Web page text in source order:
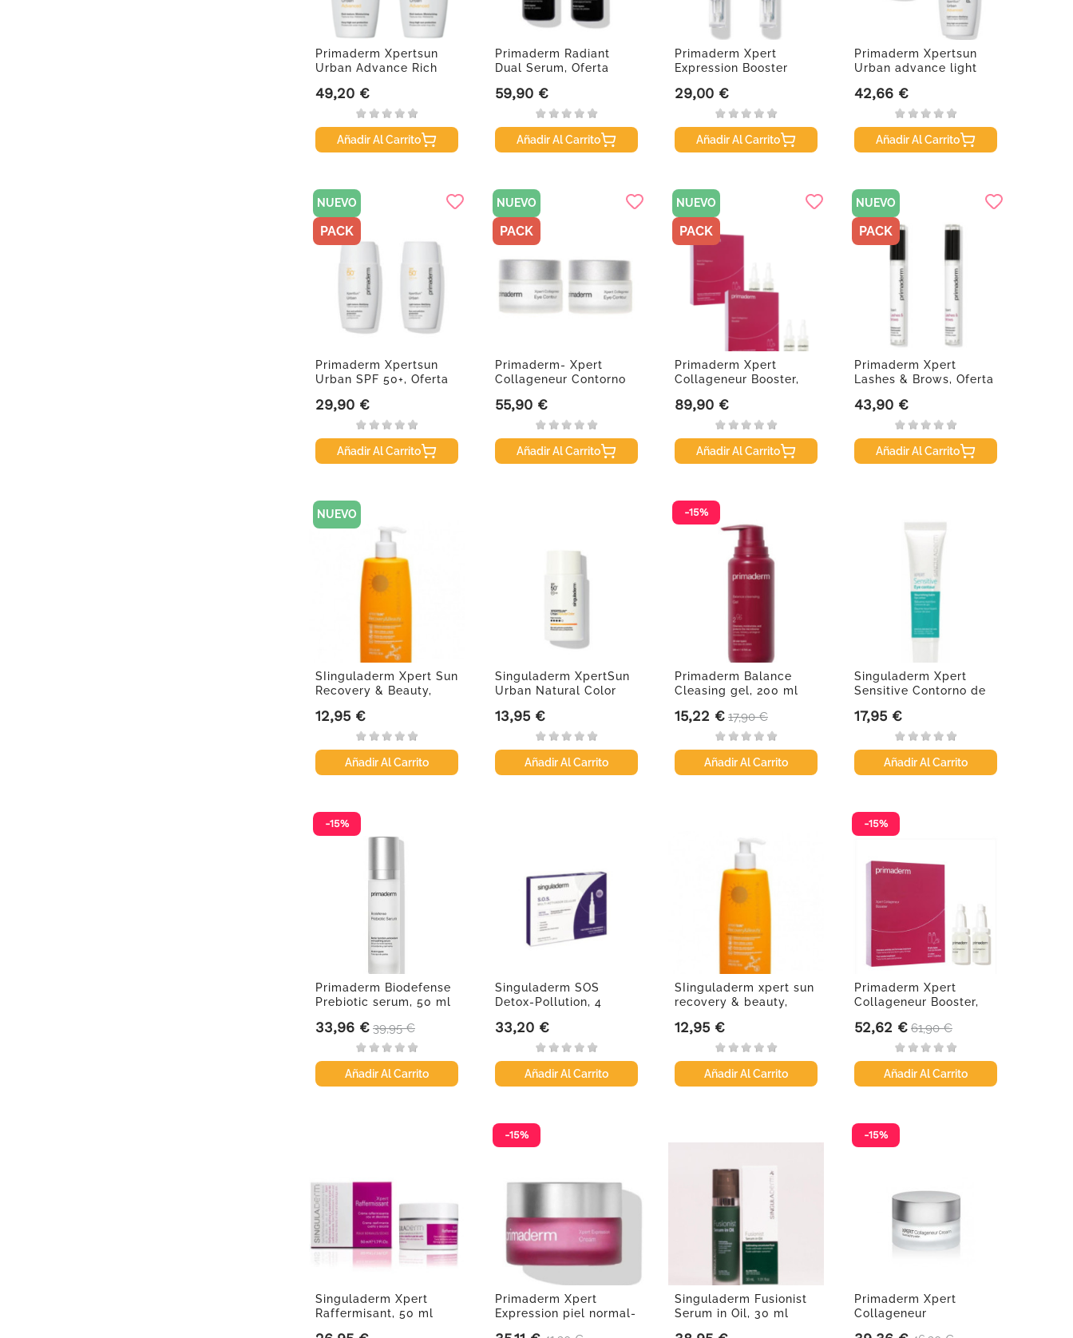
Primaderm Xpertsun
Urban Advance Rich
Precio
49,20 €
Añadir Al Carrito
Primaderm Radiant
Dual Serum, Oferta
Precio
59,90 €
Añadir Al Carrito
Primaderm Xpert
Expression Booster
Precio
29,00 €
Añadir Al Carrito
Primaderm Xpertsun
Urban advance light
Precio
42,66 €
Añadir Al Carrito
Primaderm Xpertsun
Urban SPF 50+, Oferta
Precio
29,90 €
Añadir Al Carrito
NUEVO
PACK
Primaderm- Xpert
Collageneur Contorno
Precio
55,90 €
Añadir Al Carrito
NUEVO
PACK
Primaderm Xpert
Collageneur Booster,
Precio
89,90 €
Añadir Al Carrito
NUEVO
PACK
Primaderm Xpert
Lashes & Brows, Oferta
Precio
43,90 €
Añadir Al Carrito
NUEVO
PACK
SIinguladerm Xpert Sun
Recovery & Beauty,
Precio
12,95 €
Añadir Al Carrito
NUEVO
Singuladerm XpertSun
Urban Natural Color
Precio
13,95 €
Añadir Al Carrito
Primaderm Balance
Cleasing gel, 200 ml
Precio
15,22 € Precio base
17,90 €
Añadir Al Carrito
-15%
Singuladerm Xpert
Sensitive Contorno de
Precio
17,95 €
Añadir Al Carrito
Primaderm Biodefense
Prebiotic serum, 50 ml
Precio
33,96 € Precio base
39,95 €
Añadir Al Carrito
-15%
Singuladerm SOS
Detox-Pollution, 4
Precio
33,20 €
Añadir Al Carrito
SIinguladerm xpert sun
recovery & beauty,
Precio
12,95 €
Añadir Al Carrito
Primaderm Xpert
Collageneur Booster,
Precio
52,62 € Precio base
61,90 €
Añadir Al Carrito
-15%
Singuladerm Xpert
Raffermisant, 50 ml
Primaderm Xpert
Expression piel normal-
-15%
Singuladerm Fusionist
Serum in Oil, 30 ml
Primaderm Xpert
Collageneur
-15%